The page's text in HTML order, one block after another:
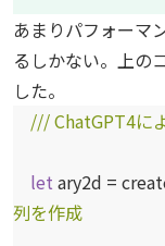
あまりパフォーマ
るしかない。上の
した。
/// ChatGPT4に
let ary2d =
列を作成